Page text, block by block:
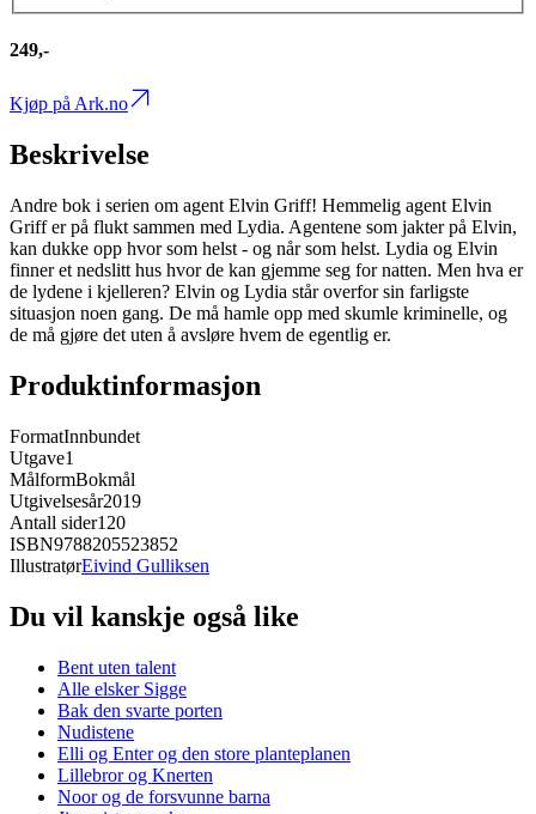
249,-
Kjøp på Ark.no
Beskrivelse
Andre bok i serien om agent Elvin Griff! Hemmelig agent Elvin
Griff er på flukt sammen med Lydia. Agentene som jakter på Elvin,
kan dukke opp hvor som helst - og når som helst. Lydia og Elvin
finner et nedslitt hus hvor de kan gjemme seg for natten. Men hva er
de lydene i kjelleren? Elvin og Lydia står overfor sin farligste
situasjon noen gang. De må hamle opp med skumle kriminelle, og
de må gjøre det uten å avsløre hvem de egentlig er.
Produktinformasjon
FormatInnbundet
Utgave1
MålformBokmål
Utgivelsesår2019
Antall sider120
ISBN9788205523852
IllustratørEivind Gulliksen
Du vil kanskje også like
Bent uten talent
Alle elsker Sigge
Bak den svarte porten
Nudistene
Elli og Enter og den store planteplanen
Lillebror og Knerten
Noor og de forsvunne barna